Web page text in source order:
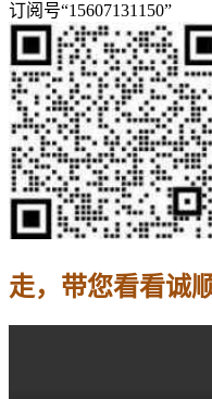
订阅号“15607131150”
走，带您看看诚